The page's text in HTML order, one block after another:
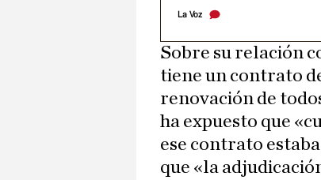
La Voz
Sobre su relación
tiene un contrato
renovación de
ha expuesto que
ese contrato
que «la